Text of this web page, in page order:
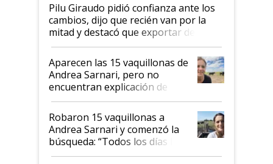
Pilu Giraudo pidió confianza ante los
cambios, dijo que recién van por la
mitad y destacó que exportar dejó de
ser "para unos pocos": "Tenemos un
mandato muy claro del gobierno
nacional"
Aparecen las 15 vaquillonas de
Andrea Sarnari, pero no
encuentran explicación de
cómo llegaron allí
Robaron 15 vaquillonas a
Andrea Sarnari y comenzó la
búsqueda: “Todos los días le
toca a algún productor”